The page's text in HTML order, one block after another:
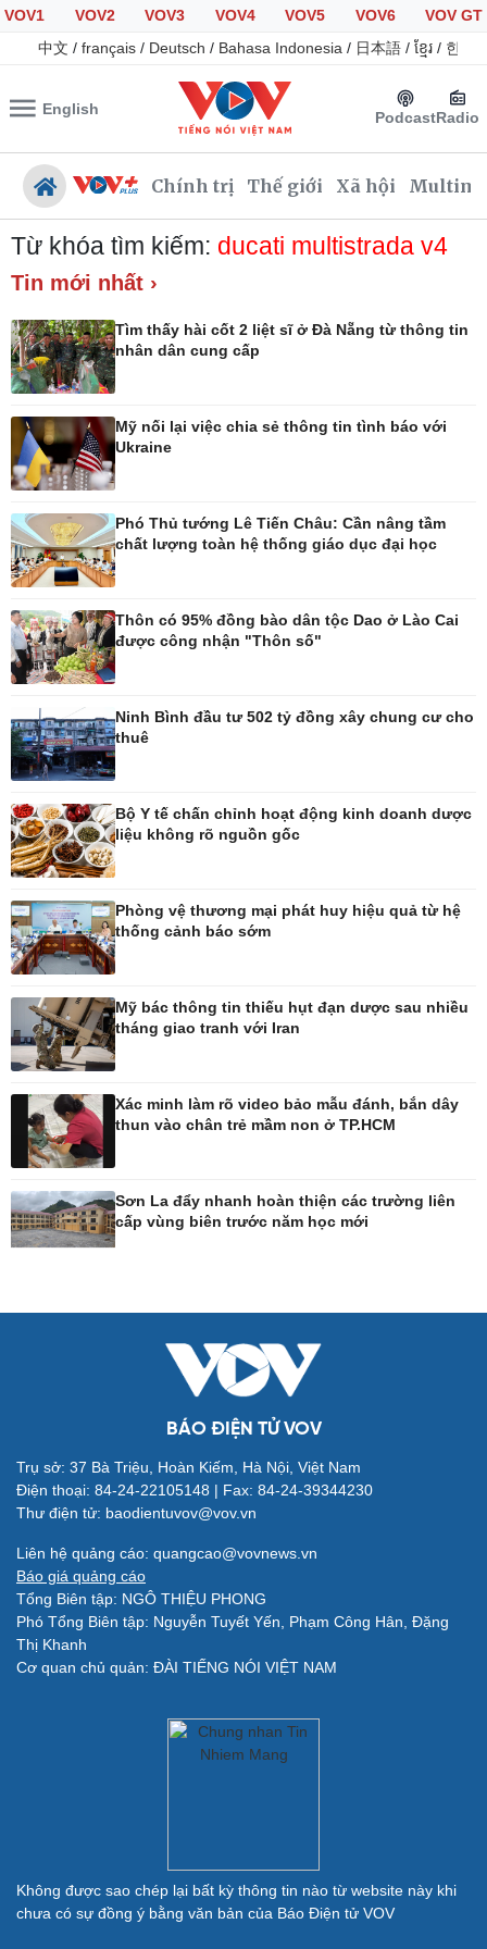
VOV1 VOV2 VOV3 VOV4 VOV5 VOV6
VOV GT
中文 / français / Deutsch / Bahasa Indonesia / 日本語 / ខ្មែរ / 한국
English PodcastRadio
Chính trị Thế giới Xã hội
Đảng
Tổ chức nhân sự
Quốc hội
Tin 24h
Việc làm
Thế giới
Quan sát
Cuộc sống đó đây
Hồ sơ
Multimedia
E-Magazine
Infographic
Kinh tế
Bất động sản
Khởi nghiệp
Thị trường
Chứng khoán
Giá cà phê
Pháp luật
Vụ án
Tin nóng
Thể thao
Pickleball
Thế giới thể thao
Lịch thi đấu bóng đá
Ô tô - Xe máy
Xe máy
Tư vấn
Doanh nghiệp 24h
Doanh nhân
Dinh dưỡng - món ngon
Cây thuốc
Sản phụ khoa
Nhi khoa
Làm đẹp - giảm cân
Phòng mạch online
Đời sống
Nhà đẹp
Tình yêu - Gia đình
Blog
Văn hóa
Sân khấu - Điện ảnh
Âm nhạc
Du lịch
Quân sự - Quốc phòng
Từ khóa tìm kiếm: ducati multistrada v4
Tin mới nhất ›
Tìm thấy hài cốt 2 liệt sĩ ở Đà Nẵng từ thông tin
nhân dân cung cấp
Mỹ nối lại việc chia sẻ thông tin tình báo với
Ukraine
Phó Thủ tướng Lê Tiến Châu: Cần nâng tầm
chất lượng toàn hệ thống giáo dục đại học
Thôn có 95% đồng bào dân tộc Dao ở Lào Cai
được công nhận "Thôn số"
Ninh Bình đầu tư 502 tỷ đồng xây chung cư cho
thuê
Bộ Y tế chấn chỉnh hoạt động kinh doanh dược
liệu không rõ nguồn gốc
Phòng vệ thương mại phát huy hiệu quả từ hệ
thống cảnh báo sớm
Mỹ bác thông tin thiếu hụt đạn dược sau nhiều
tháng giao tranh với Iran
Xác minh làm rõ video bảo mẫu đánh, bắn dây
thun vào chân trẻ mầm non ở TP.HCM
Sơn La đẩy nhanh hoàn thiện các trường liên
cấp vùng biên trước năm học mới
BÁO ĐIỆN TỬ VOV
Trụ sở: 37 Bà Triệu, Hoàn Kiếm, Hà Nội, Việt Nam
Điện thoại: 84-24-22105148 | Fax: 84-24-39344230
Thư điện tử: baodientuvov@vov.vn
Liên hệ quảng cáo: quangcao@vovnews.vn
Báo giá quảng cáo
Tổng Biên tập: NGÔ THIỆU PHONG
Phó Tổng Biên tập: Nguyễn Tuyết Yến, Phạm Công Hân, Đặng
Thị Khanh
Cơ quan chủ quản: ĐÀI TIẾNG NÓI VIỆT NAM
Không được sao chép lại bất kỳ thông tin nào từ website này khi
chưa có sự đồng ý bằng văn bản của Báo Điện tử VOV